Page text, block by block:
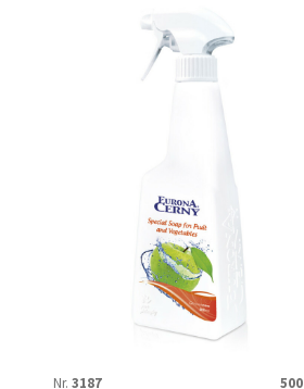
Nr. 3187 500